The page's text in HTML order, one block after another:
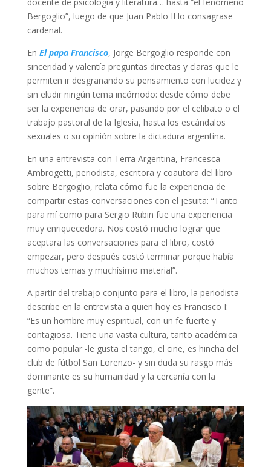
Bergoglio”, luego de que Juan Pablo II lo consagrase
cardenal.
En El papa Francisco, Jorge Bergoglio responde con
sinceridad y valentía preguntas directas y claras que le
permiten ir desgranando su pensamiento con lucidez y
sin eludir ningún tema incómodo: desde cómo debe
ser la experiencia de orar, pasando por el celibato o el
trabajo pastoral de la Iglesia, hasta los escándalos
sexuales o su opinión sobre la dictadura argentina.
En una entrevista con Terra Argentina, Francesca
Ambrogetti, periodista, escritora y coautora del libro
sobre Bergoglio, relata cómo fue la experiencia de
compartir estas conversaciones con el jesuita: “Tanto
para mí como para Sergio Rubin fue una experiencia
muy enriquecedora. Nos costó mucho lograr que
aceptara las conversaciones para el libro, costó
empezar, pero después costó terminar porque había
muchos temas y muchísimo material”.
A partir del trabajo conjunto para el libro, la periodista
describe en la entrevista a quien hoy es Francisco I:
“Es un hombre muy espiritual, con un fe fuerte y
contagiosa. Tiene una vasta cultura, tanto académica
como popular -le gusta el tango, el cine, es hincha del
club de fútbol San Lorenzo- y sin duda su rasgo más
dominante es su humanidad y la cercanía con la
gente”.